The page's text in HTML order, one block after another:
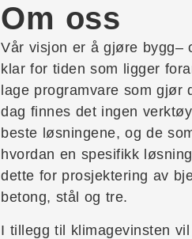
Om oss
Vår visjon er å gjøre bygg–
klar for tiden som ligger
lage programvare som gjør
dag finnes det ingen
beste løsningene, og de
hvordan en spesifikk
dette for prosjektering av
betong, stål og tre.
I tillegg til klimagevinsten